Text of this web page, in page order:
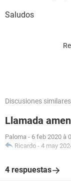
Saludos
Discusiones similares
Llamada
Paloma - 6 feb 2020 à
Ricardo - 4 may
4 respuestas